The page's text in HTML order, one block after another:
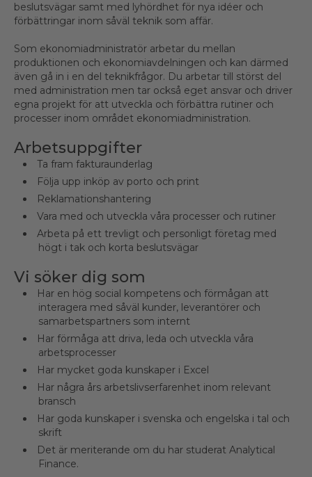
beslutsvägar samt med lyhördhet för nya idéer och
förbättringar inom såväl teknik som affär.
Som ekonomiadministratör arbetar du mellan
produktionen och ekonomiavdelningen och kan därmed
även gå in i en del teknikfrågor. Du arbetar till störst del
med administration men tar också eget ansvar och driver
egna projekt för att utveckla och förbättra rutiner och
processer inom området ekonomiadministration.
Arbetsuppgifter
Ta fram fakturaunderlag
Följa upp inköp av porto och print
Reklamationshantering
Vara med och utveckla våra processer och rutiner
Arbeta på ett trevligt och personligt företag med
högt i tak och korta beslutsvägar
Vi söker dig som
Har en hög social kompetens och förmågan att
interagera med såväl kunder, leverantörer och
samarbetspartners som internt
Har förmåga att driva, leda och utveckla våra
arbetsprocesser
Har mycket goda kunskaper i Excel
Har några års arbetslivserfarenhet inom relevant
bransch
Har goda kunskaper i svenska och engelska i tal och
skrift
Det är meriterande om du har studerat Analytical
Finance.